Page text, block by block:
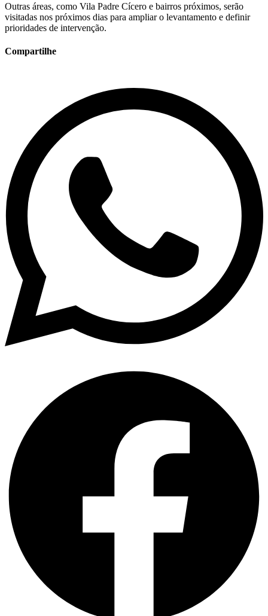
Outras áreas, como Vila Padre Cícero e bairros próximos, serão
visitadas nos próximos dias para ampliar o levantamento e definir
prioridades de intervenção.
Compartilhe